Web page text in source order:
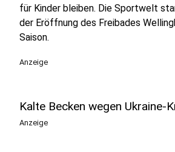
für Kinder bleiben. Die Sportwelt
der Eröffnung des Freibades
Saison.
Anzeige
Kalte Becken wegen Ukraine-
Anzeige